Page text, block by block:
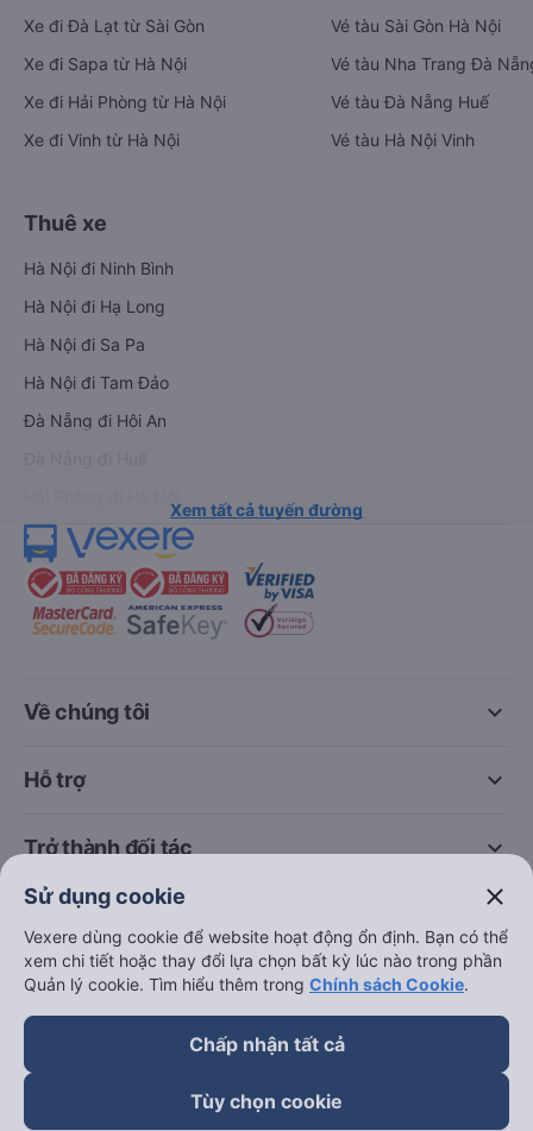
Xe đi Đà Lạt từ Sài Gòn
Xe đi Sapa từ Hà Nội
Xe đi Hải Phòng từ Hà Nội
Xe đi Vinh từ Hà Nội
Vé tàu Sài Gòn Hà Nội
Vé tàu Nha Trang Đà
Vé tàu Đà Nẵng Huế
Vé tàu Hà Nội Vinh
Thuê xe
Hà Nội đi Ninh Bình
Hà Nội đi Hạ Long
Hà Nội đi Sa Pa
Hà Nội đi Tam Đảo
Đà Nẵng đi Hội An
Xem tất cả tuyến đường
keyboard_arrow_down
Về chúng tôi
keyboard_arrow_down
Hỗ trợ
keyboard_arrow_down
Trở thành đối tác
Đối tác thanh toán
Sử dụng cookie close
Vexere dùng cookie để website hoạt động ổn định. Bạn có thể
xem chi tiết hoặc thay đổi lựa chọn bất kỳ lúc nào trong phần
Quản lý cookie. Tìm hiểu thêm trong Chính sách Cookie.
Chấp nhận tất cả
Tùy chọn cookie